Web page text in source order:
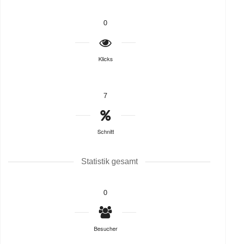
0
Klicks
7
Schnitt
Statistik gesamt
0
Besucher